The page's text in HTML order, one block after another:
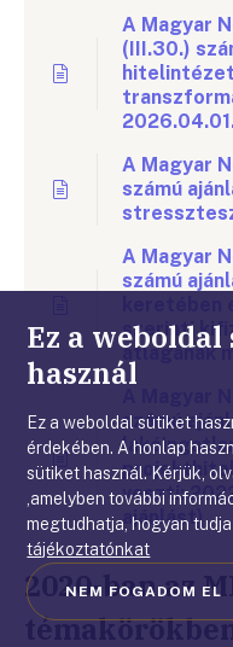
A Magyar
(III.30.)
A Magyar
számú
A Magyar
számú
szerinti
átlagának
számú
veszti:
ajánlást)
2020-ban az
Ez a
használ
Ez a weboldal sütiket
érdekében. A honlap
sütiket használ. Kérjük,
,amelyben további
megtudhatja, hogyan
tájékoztatónkat
NEM FOGADOM EL